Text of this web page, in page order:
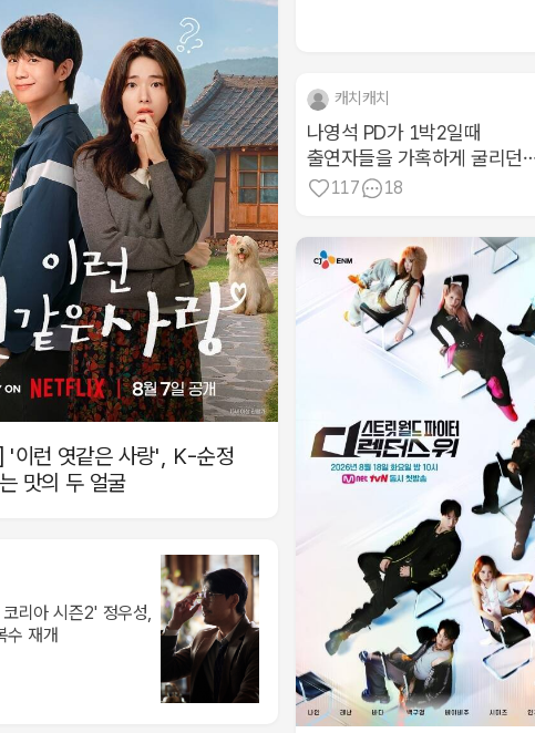
'이런 엿같은 사랑', K-순정
맛의 두 얼굴
리아 시즌2' 정우성,
수 재개
캐치캐치
나영석 PD가 1박2일때
출연자들을 가혹하게 굴리던
이유117 18